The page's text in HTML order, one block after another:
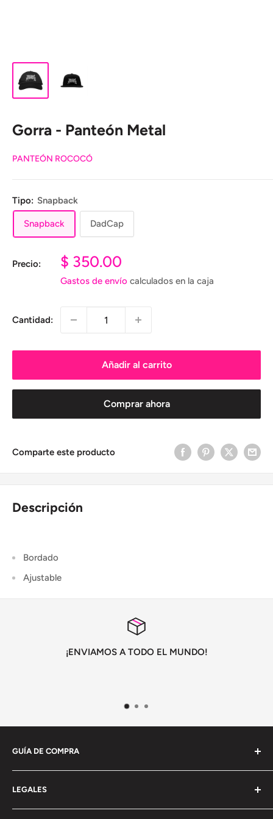
Gorra - Panteón Metal
PANTEÓN ROCOCÓ
Tipo: Snapback
Snapback DadCap
Precio:
Precio
de
$ 350.00
Gastos de envío calculados en la caja
Cantidad:
Añadir al carrito
Comprar ahora
Comparte este producto
Descripción
Bordado
Ajustable
¡ENVIAMOS A TODO EL MUNDO!
GUÍA DE COMPRA
Información General
Envío
Pagos y devoluciones
LEGALES
Terminos y condiciones